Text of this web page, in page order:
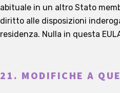
abituale in un altro Stato
diritto alle disposizioni
residenza. Nulla in questa
21. MODIFICHE A